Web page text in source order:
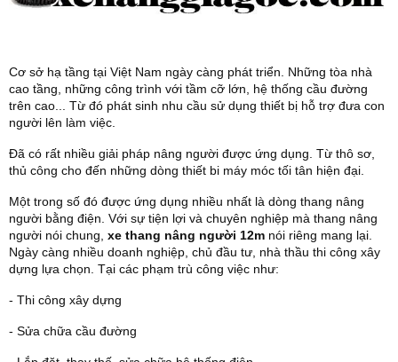
Cơ sở hạ tầng tại Việt Nam ngày càng phát triển. Những tòa nhà
cao tầng, những công trình với tầm cỡ lớn, hệ thống cầu đường
trên cao... Từ đó phát sinh nhu cầu sử dụng thiết bị hỗ trợ đưa con
người lên làm việc.
Đã có rất nhiều giải pháp nâng người được ứng dụng. Từ thô sơ,
thủ công cho đến những dòng thiết bi máy móc tối tân hiện đại.
Một trong số đó được ứng dụng nhiều nhất là dòng thang nâng
người bằng điện. Với sự tiện lợi và chuyên nghiệp mà thang nâng
người nói chung, xe thang nâng người 12m nói riêng mang lại.
Ngày càng nhiều doanh nghiệp, chủ đầu tư, nhà thầu thi công xây
dựng lựa chọn. Tại các phạm trù công việc như:
- Thi công xây dựng
- Sửa chữa cầu đường